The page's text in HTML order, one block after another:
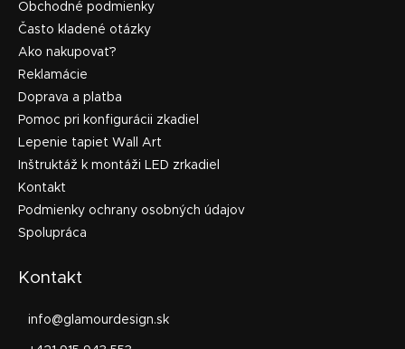
Obchodné podmienky
Často kladené otázky
Ako nakupovať?
Reklamácie
Doprava a platba
Pomoc pri konfigurácii zkadiel
Lepenie tapiet Wall Art
Inštruktáž k montáži LED zrkadiel
Kontakt
Podmienky ochrany osobných údajov
Spolupráca
Kontakt
info@glamourdesign.sk